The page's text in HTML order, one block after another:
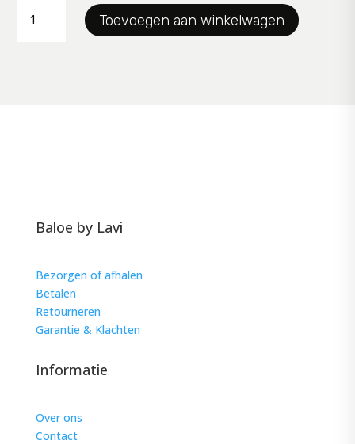
Colletta
Toevoegen aan winkelwagen
Baloe by Lavi
Bezorgen of afhalen
Betalen
Retourneren
Garantie & Klachten
Informatie
Over ons
Contact